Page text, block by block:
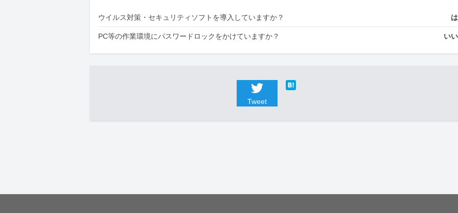
ウイルス対策・セキュリティソフトを導入していますか？
PC等の作業環境にパスワードロックをかけていますか？ い
Tweet